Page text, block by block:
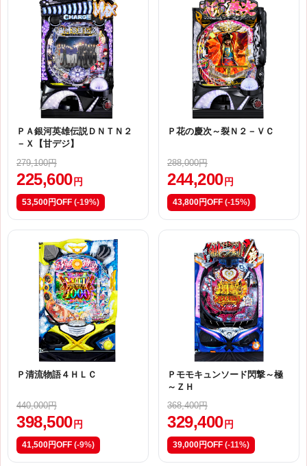
ＰＡ銀河英雄伝説ＤＮＴＮ２
－Ｘ【甘デジ】
279,100円
225,600 円
53,500円OFF (-19%)
Ｐ花の慶次～裂Ｎ２－ＶＣ
288,000円
244,200 円
43,800円OFF (-15%)
Ｐ清流物語４ＨＬＣ
440,000円
398,500 円
41,500円OFF (-9%)
Ｐモモキュンソード閃撃～極
～ＺＨ
368,400円
329,400 円
39,000円OFF (-11%)